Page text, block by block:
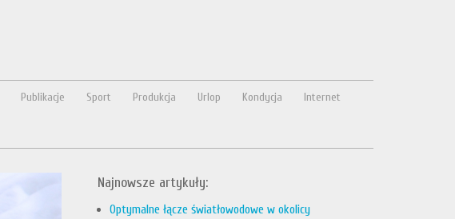
Publikacje Sport Produkcja Urlop Kondycja Internet
Najnowsze artykuły:
Optymalne łącze światłowodowe w okolicy